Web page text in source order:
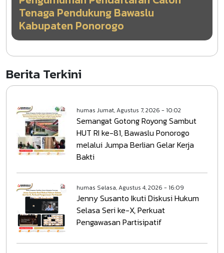
Tenaga Pendukung Bawaslu
Kabupaten Ponorogo
Berita Terkini
humas Jumat, Agustus 7, 2026 - 10:02
Semangat Gotong Royong Sambut
HUT RI ke-81, Bawaslu Ponorogo
melalui Jumpa Berlian Gelar Kerja
Bakti
humas Selasa, Agustus 4, 2026 - 16:09
Jenny Susanto Ikuti Diskusi Hukum
Selasa Seri ke-X, Perkuat
Pengawasan Partisipatif